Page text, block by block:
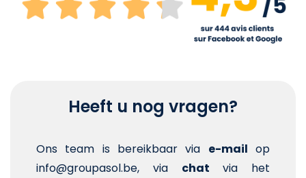
Heeft u nog vragen?
Ons team is bereikbaar via e-mail op
info@groupasol.be, via chat via het